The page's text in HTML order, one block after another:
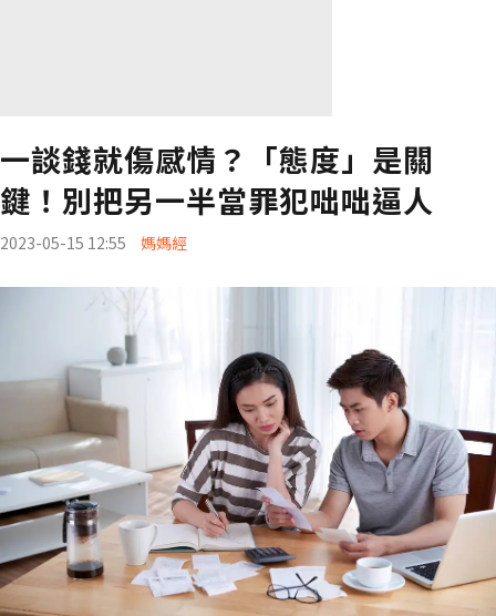
一談錢就傷感情？「態度」是關
鍵！別把另一半當罪犯咄咄逼人
2023-05-15 12:55 媽媽經